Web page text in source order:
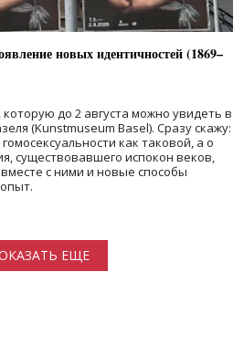
новых идентичностей (1869–
до 2 августа можно увидеть в
(Kunstmuseum Basel). Сразу скажу:
как таковой, а о
существовавшего испокон веков,
с ними и новые способы
ЕЩЕ